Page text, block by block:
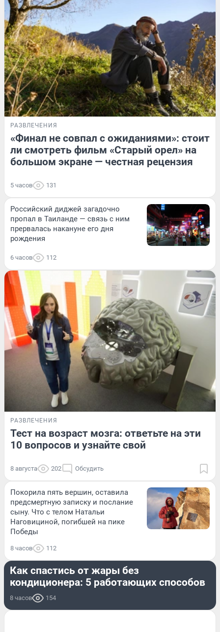
РАЗВЛЕЧЕНИЯ
«Финал не совпал с ожиданиями»: стоит
ли смотреть фильм «Старый орел» на
большом экране — честная рецензия
5 часов 131
Российский диджей загадочно
пропал в Таиланде — связь с ним
прервалась накануне его дня
рождения
6 часов 112
РАЗВЛЕЧЕНИЯ
Тест на возраст мозга: ответьте на эти
10 вопросов и узнайте свой
8 августа 202 Обсудить
Покорила пять вершин, оставила
предсмертную записку и послание
сыну. Что с телом Натальи
Наговициной, погибшей на пике
Победы
8 часов 112
Как спастись от жары без
кондиционера: 5 работающих способов
8 часов 154